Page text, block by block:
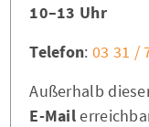
10–13 Uhr
Telefon: 03 31 /
Außerhalb
E-Mail